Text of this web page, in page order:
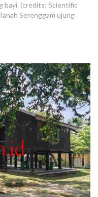
bayi. (credits: Scientific
Serenggam ujung